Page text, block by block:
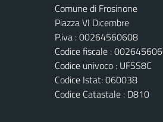
Comune di Frosinone
Piazza VI Dicembre
P.iva : 00264560608
Codice fiscale :
Codice univoco : UFSS8C
Codice Istat: 060038
Codice Catastale : D810